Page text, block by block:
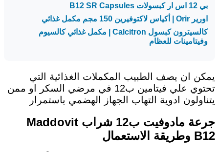
بي 12 اس ار كبسولات B12 SR Capsules
اورير Orir | أكياس لاكتوفيرين 150 مجم مكمل غذائي
كالسيترون كبسول Calcitron | مكمل غذائي كالسيوم
وفيتامينات للعظام
يمكن ان يصف الطبيب المكملات الغذائية التي
تحتوي علي فيتامين ب12 في مرضي السكر او ممن
يتناولون ادوية التهاب الجهاز الهضمي باستمرار
جرعة مادوفيت ب12 شراب Maddovit
B12 وطريقة الاستعمال